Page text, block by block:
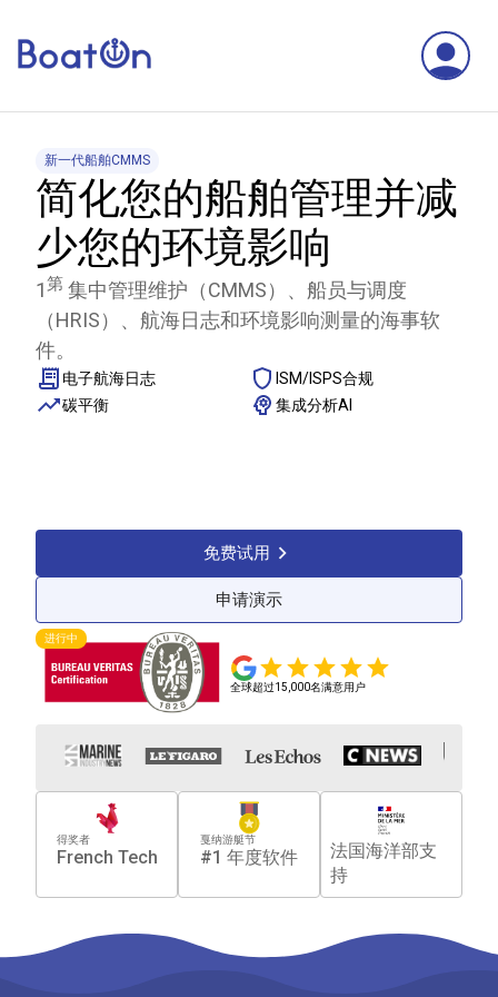
新一代船舶CMMS
简化您的船舶管理并减
少您的环境影响
1第 集中管理维护（CMMS）、船员与调度
（HRIS）、航海日志和环境影响测量的海事软
件。
电子航海日志
ISM/ISPS合规
碳平衡
集成分析AI
免费试用
申请演示
进行中
全球超过15,000名满意用户
得奖者
French Tech
戛纳游艇节
#1 年度软件
法国海洋部支
持